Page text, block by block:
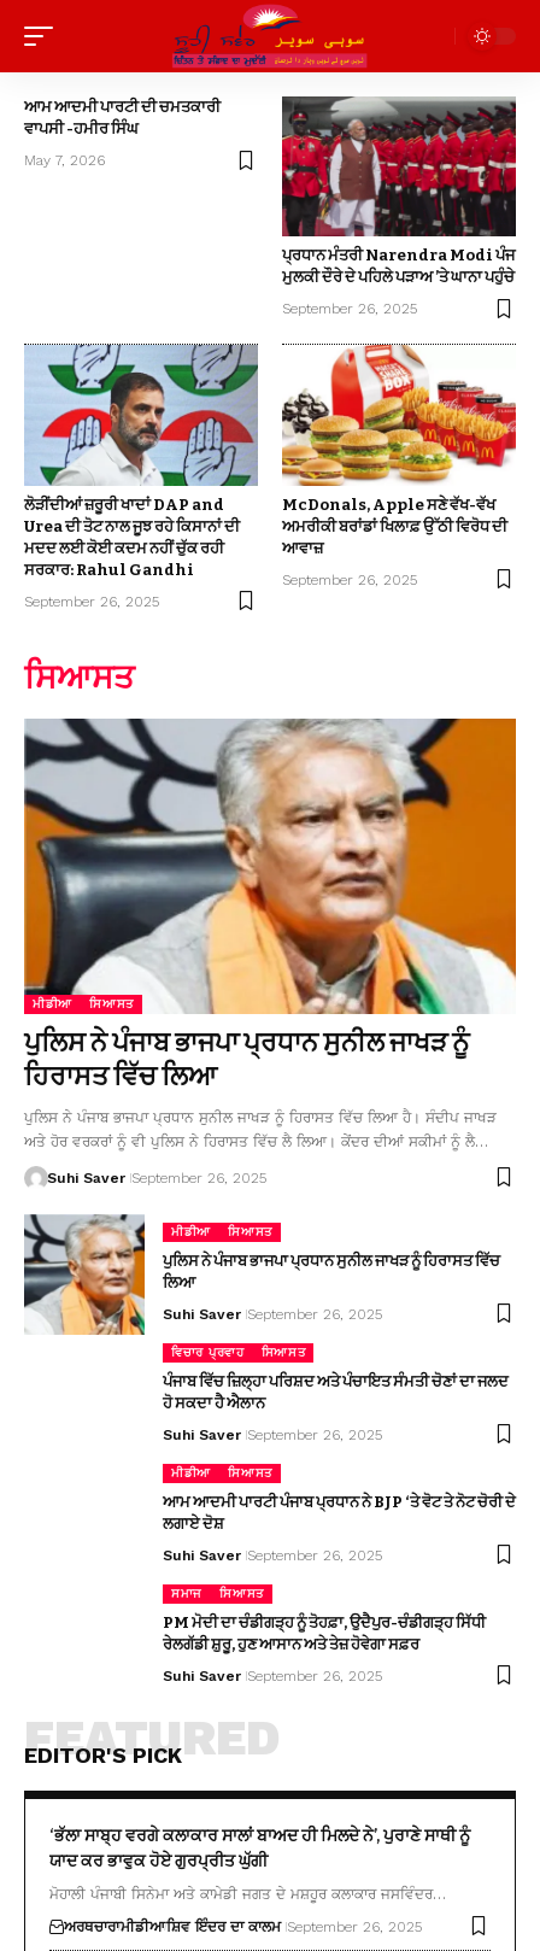
ਆਮ ਆਦਮੀ ਪਾਰਟੀ ਦੀ ਚਮਤਕਾਰੀ
ਵਾਪਸੀ -ਹਮੀਰ ਸਿੰਘ
May 7, 2026
ਪ੍ਰਧਾਨ ਮੰਤਰੀ Narendra Modi ਪੰਜ
ਮੁਲਕੀ ਦੌਰੇ ਦੇ ਪਹਿਲੇ ਪੜਾਅ ’ਤੇ ਘਾਨਾ ਪਹੁੰਚੇ
September 26, 2025
ਲੋੜੀਂਦੀਆਂ ਜ਼ਰੂਰੀ ਖਾਦਾਂ DAP and
Urea ਦੀ ਤੋਟ ਨਾਲ ਜੂਝ ਰਹੇ ਕਿਸਾਨਾਂ ਦੀ
ਮਦਦ ਲਈ ਕੋਈ ਕਦਮ ਨਹੀਂ ਚੁੱਕ ਰਹੀ
ਸਰਕਾਰ: Rahul Gandhi
September 26, 2025
McDonals, Apple ਸਣੇ ਵੱਖ-ਵੱਖ
ਅਮਰੀਕੀ ਬਰਾਂਡਾਂ ਖਿਲਾਫ਼ ਉੱਠੀ ਵਿਰੋਧ ਦੀ
ਆਵਾਜ਼
September 26, 2025
ਸਿਆਸਤ
ਮੀਡੀਆ ਸਿਆਸਤ
ਪੁਲਿਸ ਨੇ ਪੰਜਾਬ ਭਾਜਪਾ ਪ੍ਰਧਾਨ ਸੁਨੀਲ ਜਾਖੜ ਨੂੰ
ਹਿਰਾਸਤ ਵਿੱਚ ਲਿਆ
ਪੁਲਿਸ ਨੇ ਪੰਜਾਬ ਭਾਜਪਾ ਪ੍ਰਧਾਨ ਸੁਨੀਲ ਜਾਖੜ ਨੂੰ ਹਿਰਾਸਤ ਵਿੱਚ ਲਿਆ ਹੈ। ਸੰਦੀਪ ਜਾਖੜ
ਅਤੇ ਹੋਰ ਵਰਕਰਾਂ ਨੂੰ ਵੀ ਪੁਲਿਸ ਨੇ ਹਿਰਾਸਤ ਵਿੱਚ ਲੈ ਲਿਆ। ਕੇਂਦਰ ਦੀਆਂ ਸਕੀਮਾਂ ਨੂੰ ਲੈ…
Suhi Saver September 26, 2025
ਮੀਡੀਆ ਸਿਆਸਤ
ਪੁਲਿਸ ਨੇ ਪੰਜਾਬ ਭਾਜਪਾ ਪ੍ਰਧਾਨ ਸੁਨੀਲ ਜਾਖੜ ਨੂੰ ਹਿਰਾਸਤ ਵਿੱਚ
ਲਿਆ
Suhi Saver September 26, 2025
ਵਿਚਾਰ ਪ੍ਰਵਾਹ ਸਿਆਸਤ
ਪੰਜਾਬ ਵਿੱਚ ਜ਼ਿਲ੍ਹਾ ਪਰਿਸ਼ਦ ਅਤੇ ਪੰਚਾਇਤ ਸੰਮਤੀ ਚੋਣਾਂ ਦਾ ਜਲਦ
ਹੋ ਸਕਦਾ ਹੈ ਐਲਾਨ
Suhi Saver September 26, 2025
ਮੀਡੀਆ ਸਿਆਸਤ
ਆਮ ਆਦਮੀ ਪਾਰਟੀ ਪੰਜਾਬ ਪ੍ਰਧਾਨ ਨੇ BJP ‘ਤੇ ਵੋਟ ਤੇ ਨੋਟ ਚੋਰੀ ਦੇ
ਲਗਾਏ ਦੋਸ਼
Suhi Saver September 26, 2025
ਸਮਾਜ ਸਿਆਸਤ
PM ਮੋਦੀ ਦਾ ਚੰਡੀਗੜ੍ਹ ਨੂੰ ਤੋਹਫ਼ਾ, ਉਦੈਪੁਰ-ਚੰਡੀਗੜ੍ਹ ਸਿੱਧੀ
ਰੇਲਗੱਡੀ ਸ਼ੁਰੂ, ਹੁਣ ਆਸਾਨ ਅਤੇ ਤੇਜ਼ ਹੋਵੇਗਾ ਸਫ਼ਰ
Suhi Saver September 26, 2025
EDITOR'S PICK
FEATURED
‘ਭੱਲਾ ਸਾਬ੍ਹ ਵਰਗੇ ਕਲਾਕਾਰ ਸਾਲਾਂ ਬਾਅਦ ਹੀ ਮਿਲਦੇ ਨੇ’, ਪੁਰਾਣੇ ਸਾਥੀ ਨੂੰ
ਯਾਦ ਕਰ ਭਾਵੁਕ ਹੋਏ ਗੁਰਪ੍ਰੀਤ ਘੁੱਗੀ
ਮੋਹਾਲੀ ਪੰਜਾਬੀ ਸਿਨੇਮਾ ਅਤੇ ਕਾਮੇਡੀ ਜਗਤ ਦੇ ਮਸ਼ਹੂਰ ਕਲਾਕਾਰ ਜਸਵਿੰਦਰ…
ਅਰਥਚਾਰਾਮੀਡੀਆਸ਼ਿਵ ਇੰਦਰ ਦਾ ਕਾਲਮ September 26, 2025